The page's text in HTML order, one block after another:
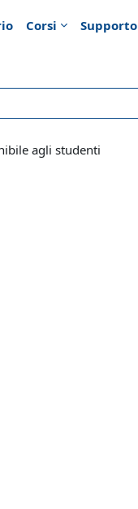
Corsi Supporto
agli studenti